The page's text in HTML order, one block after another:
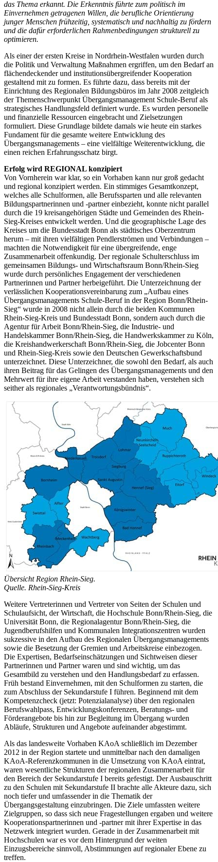
das Thema erkannt. Die Erkenntnis führte zum politisch im
Einvernehmen getragenen Willen, die berufliche Orientierung
junger Menschen frühzeitig, systematisch und nachhaltig zu fördern
und die dafür erforderlichen Rahmenbedingungen strukturell zu
optimieren.
Als einer der ersten Kreise in Nordrhein-Westfalen wurden durch
die Politik und Verwaltung Maßnahmen ergriffen, um den Bedarf an
flächendeckender und institutionsübergreifender Kooperation
gestaltend mit zu formen. Es führte dazu, dass bereits mit der
Einrichtung des Regionalen Bildungsbüros im Jahr 2008 zeitgleich
der Themenschwerpunkt Übergangsmanagement Schule-Beruf als
strategisches Handlungsfeld definiert wurde. Es wurden personelle
und finanzielle Ressourcen eingebracht und Zielsetzungen
formuliert. Diese Grundlage bildete damals wie heute ein starkes
Fundament für die gesamte weitere Entwicklung des
Übergangsmanagements – eine vielfältige Weiterentwicklung, die
einen reichen Erfahrungsschatz birgt.
Erfolg wird REGIONAL konzipiert
Von Vornherein war klar, so ein Vorhaben kann nur groß gedacht
und regional konzipiert werden. Ein stimmiges Gesamtkonzept,
welches alle Schulformen, alle Berufssparten und alle relevanten
Bildungspartnerinnen und -partner einbezieht, konnte nicht parallel
durch die 19 kreisangehörigen Städte und Gemeinden des Rhein-
Sieg-Kreises entwickelt werden. Und die geographische Lage des
Kreises um die Bundesstadt Bonn als städtisches Oberzentrum
herum – mit ihren vielfältigen Pendlerströmen und Verbindungen –
machten die Notwendigkeit für eine übergreifende, enge
Zusammenarbeit offenkundig. Der regionale Schulterschluss im
gemeinsamen Bildungs- und Wirtschaftsraum Bonn/Rhein-Sieg
wurde durch persönliches Engagement der verschiedenen
Partnerinnen und Partner herbeigeführt. Die Unterzeichnung der
verlässlichen Kooperationsvereinbarung zum „Aufbau eines
Übergangsmanagements Schule-Beruf in der Region Bonn/Rhein-
Sieg“ wurde in 2008 nicht allein durch die beiden Kommunen
Rhein-Sieg-Kreis und Bundesstadt Bonn, sondern auch durch die
Agentur für Arbeit Bonn/Rhein-Sieg, die Industrie- und
Handelskammer Bonn/Rhein-Sieg, die Handwerkskammer zu Köln,
die Kreishandwerkerschaft Bonn/Rhein-Sieg, die Jobcenter Bonn
und Rhein-Sieg-Kreis sowie den Deutschen Gewerkschaftsbund
unterzeichnet. Diese Unterzeichner, die sowohl den Bedarf, als auch
ihren Beitrag für das Gelingen des Übergangsmanagements und den
Mehrwert für ihre eigene Arbeit verstanden haben, verstehen sich
seither als regionales „Verantwortungsbündnis“.
Übersicht Region Rhein-Sieg.
Quelle. Rhein-Sieg-Kreis
Weitere Vertreterinnen und Vertreter von Seiten der Schulen und
Schulaufsicht, der Wirtschaft, die Hochschule Bonn/Rhein-Sieg, die
Universität Bonn, die Regionalagentur Bonn/Rhein-Sieg, die
Jugendberufshilfen und Kommunalen Integrationszentren wurden
sukzessive in den Aufbau des Regionalen Übergangsmanagements
sowie die Besetzung der Gremien und Arbeitskreise einbezogen.
Die Expertisen, Bedarfseinschätzungen und Sichtweisen dieser
Partnerinnen und Partner waren und sind wichtig, um das
Gesamtbild zu verstehen und den Handlungsbedarf zu erfassen.
Früh bestand Einvernehmen, mit den Schulformen zu starten, die
zum Abschluss der Sekundarstufe I führen. Beginnend mit dem
Kompetenzcheck (jetzt: Potenzialanalyse) über den regionalen
Berufswahlpass, Entwicklungskonferenzen, Beratungs- und
Förderangebote bis hin zur Begleitung im Übergang wurden
Abläufe, Strukturen und Angebote aufeinander abgestimmt.
Als das landesweite Vorhaben KAoA schließlich im Dezember
2012 in der Region startete und unmittelbar nach den damaligen
KAoA-Referenzkommunen in die Umsetzung von KAoA eintrat,
waren wesentliche Strukturen der regionalen Zusammenarbeit für
den Bereich der Sekundarstufe I bereits gefestigt. Der Ausbauschritt
zu den Schulen mit Sekundarstufe II brachte alle Akteure dazu, sich
noch tiefer und umfassender in die Thematik der
Übergangsgestaltung einzubringen. Die Ziele umfassten weitere
Zielgruppen, so dass sich neue Fragestellungen ergaben und weitere
Kooperationspartnerinnen und -partner mit ihrer Expertise in das
Netzwerk integriert wurden. Gerade in der Zusammenarbeit mit
Hochschulen war es vor dem Hintergrund der weiten
Einzugsbereiche sinnvoll, Abstimmungen auf regionaler Ebene zu
treffen.